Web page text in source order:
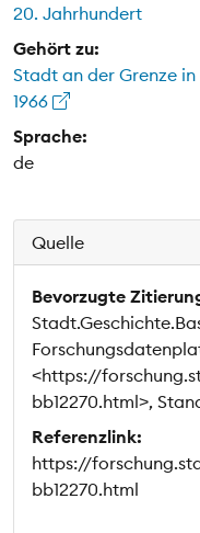
20. Jahrhundert
Gehört zu:
Stadt an der Grenze in
1966
Sprache:
de
Quelle
Bevorzugte
<https://
bb12270.html>,
Referenzlink:
https://
bb12270.html